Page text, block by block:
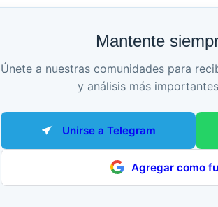
Mantente
Únete a nuestras comunidades para
y análisis más
Unirse a Telegram
Agregar como